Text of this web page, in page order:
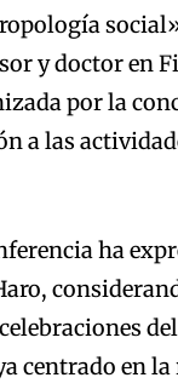
y doctor en
por la
a las
ha
centrado en